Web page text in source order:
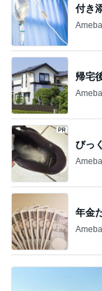
付き
帰宅
びっ
年金